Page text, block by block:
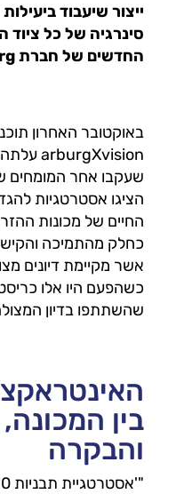
ייצור שיעבוד
סינרגיה של כל ציוד
החדשים של חברת Arburg, בכתבה הבאה
באוקטובר האחרון
הציגו אסטרטגיות
החיים של מכונות
כחלק מהתמיכה
אשר מקיימת דיונים
כשהפעם היו אלו
שהשתתפו בדיון
בין
והבקרה